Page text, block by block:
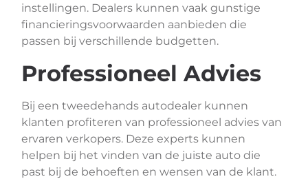
instellingen. Dealers kunnen vaak gunstige
financieringsvoorwaarden aanbieden die
passen bij verschillende budgetten.
Professioneel Advies
Bij een tweedehands autodealer kunnen
klanten profiteren van professioneel advies van
ervaren verkopers. Deze experts kunnen
helpen bij het vinden van de juiste auto die
past bij de behoeften en wensen van de klant.